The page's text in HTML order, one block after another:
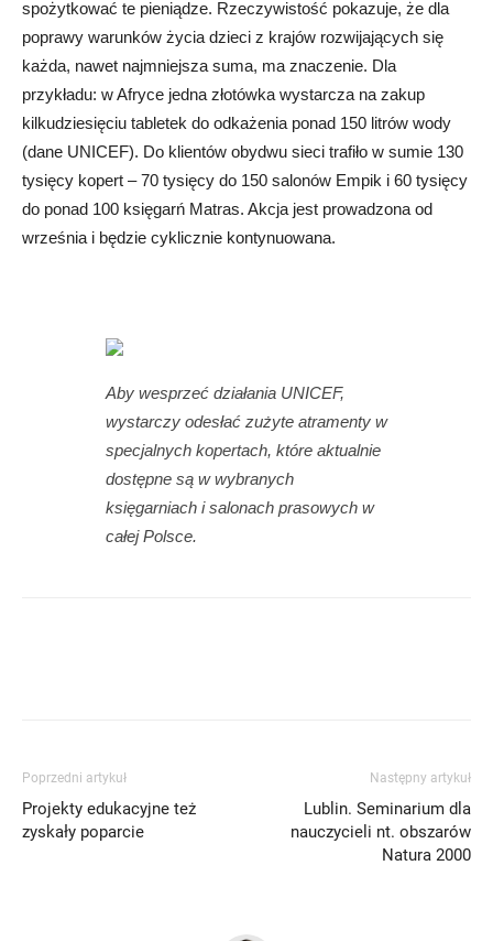
spożytkować te pieniądze. Rzeczywistość pokazuje, że dla
poprawy warunków życia dzieci z krajów rozwijających się
każda, nawet najmniejsza suma, ma znaczenie. Dla
przykładu: w Afryce jedna złotówka wystarcza na zakup
kilkudziesięciu tabletek do odkażenia ponad 150 litrów wody
(dane UNICEF). Do klientów obydwu sieci trafiło w sumie 130
tysięcy kopert – 70 tysięcy do 150 salonów Empik i 60 tysięcy
do ponad 100 księgarń Matras. Akcja jest prowadzona od
września i będzie cyklicznie kontynuowana.
Aby wesprzeć działania UNICEF,
wystarczy odesłać zużyte atramenty w
specjalnych kopertach, które aktualnie
dostępne są w wybranych
księgarniach i salonach prasowych w
całej Polsce.
Poprzedni artykuł
Projekty edukacyjne też
zyskały poparcie
Następny artykuł
Lublin. Seminarium dla
nauczycieli nt. obszarów
Natura 2000